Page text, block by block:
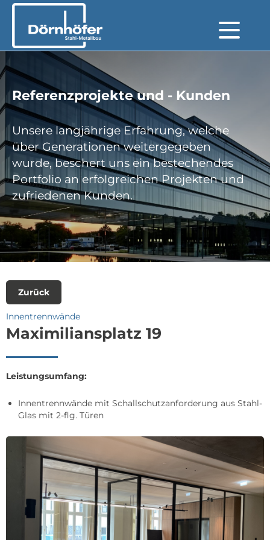
Referenzprojekte und - Kunden
Unsere langjährige Erfahrung, welche
über Generationen weitergegeben
wurde, beschert uns ein bestechendes
Portfolio an erfolgreichen Projekten und
zufriedenen Kunden.
Zurück
Innentrennwände
Maximiliansplatz 19
Leistungsumfang:
Innentrennwände mit Schallschutzanforderung aus Stahl-
Glas mit 2-flg. Türen